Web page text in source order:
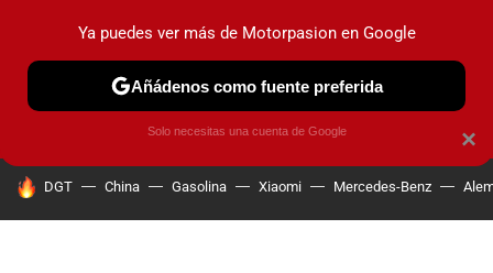
PRUEBAS COCHES ELÉCTRICOS OBSERVATORIO
HOY SE HABLA DE
DGT China Gasolina Xiaomi Mercedes-Benz
×
Ya puedes ver más de Motorpasion en Google
Añádenos como fuente preferida
Solo necesitas una cuenta de Google